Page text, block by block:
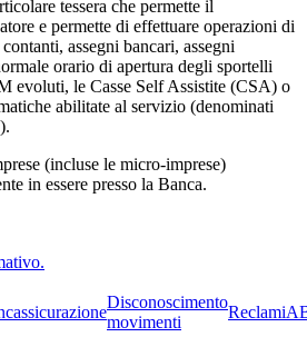
tessera che permette il
e permette di effettuare operazioni di
assegni bancari, assegni
orario di apertura degli sportelli
evoluti, le Casse Self Assistite (CSA) o
abilitate al servizio (denominati
(incluse le micro-imprese)
in essere presso la Banca.
Disconoscimento
movimenti
Reclami